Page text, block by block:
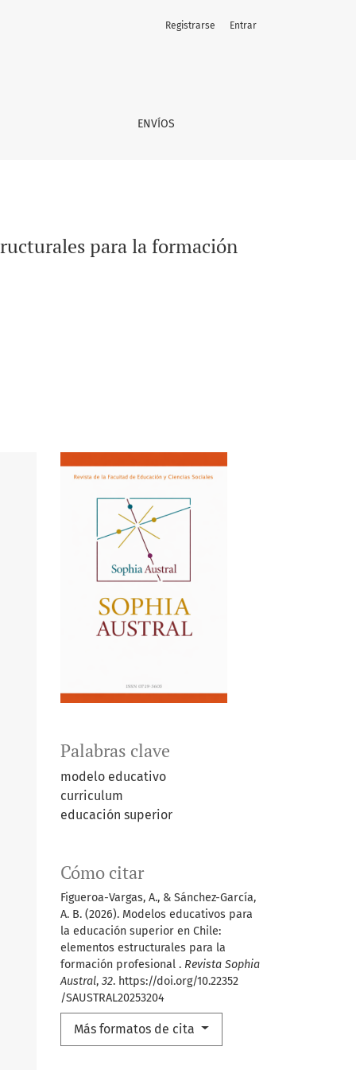
ENVÍOS
Registrarse Entrar
para la formación
Palabras clave
modelo educativo
curriculum
educación superior
Cómo citar
Figueroa-Vargas, A., & Sánchez-García,
A. B. (2026). Modelos educativos para
la educación superior en Chile:
elementos estructurales para la
formación profesional . Revista Sophia
Austral, 32. https://doi.org/10.22352
/SAUSTRAL20253204
Más formatos de cita